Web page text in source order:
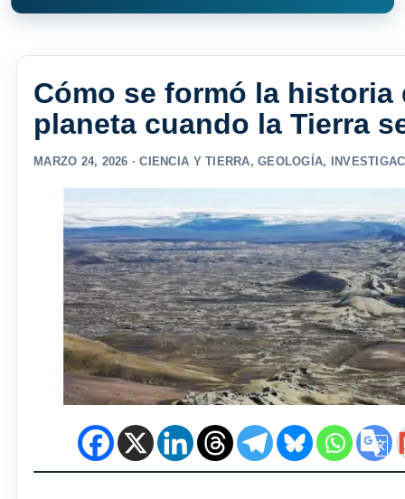
Cómo se formó la historia
planeta cuando la Tierra
MARZO 24, 2026 ·CIENCIA Y TIERRA,GEOLOGÍA,